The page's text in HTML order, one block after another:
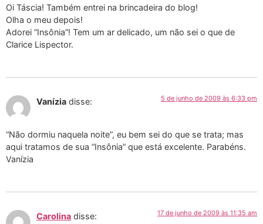
Oi Táscia! Também entrei na brincadeira do blog!
Olha o meu depois!
Adorei “Insônia”! Tem um ar delicado, um não sei o que de
Clarice Lispector.
Vanízia disse: 5 de junho de 2009 às 6:33 pm
“Não dormiu naquela noite”, eu bem sei do que se trata; mas
aqui tratamos de sua “Insônia” que está excelente. Parabéns.
Vanízia
Carolina disse: 17 de junho de 2009 às 11:35 am